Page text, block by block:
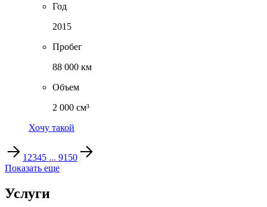
Год
2015
Пробег
88 000 км
Объем
2 000 см³
Хочу такой
1 2345 ... 9150
Показать еще
Услуги